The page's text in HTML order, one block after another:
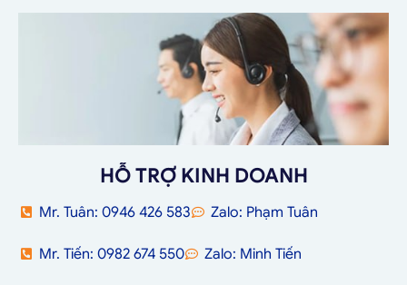
HỖ TRỢ KINH DOANH
Mr. Tuân: 0946 426 583 Zalo: Phạm Tuân
Mr. Tiến: 0982 674 550 Zalo: Minh Tiến